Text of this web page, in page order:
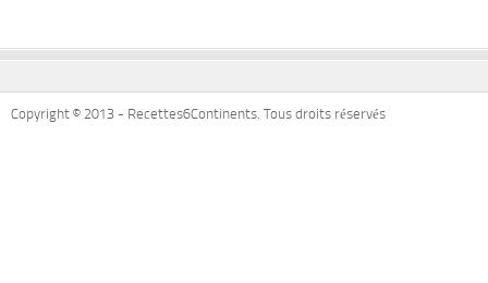
Copyright © 2013 - Recettes6Continents. Tous droits réservés